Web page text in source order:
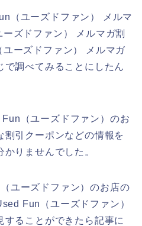
（ユーズドファン） メルマ
ズドファン） メルマガ割
ーズドファン） メルマガ
で調べてみることにしたん
（ユーズドファン）のお
割引クーポンなどの情報を
りませんでした。
ユーズドファン）のお店の
Fun（ユーズドファン）
ることができたら記事に